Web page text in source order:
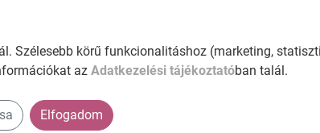
B
Szélesebb körű funkcionalitáshoz (marketing,
az Adatkezelési tájékoztatóban talál.
Elfogadom